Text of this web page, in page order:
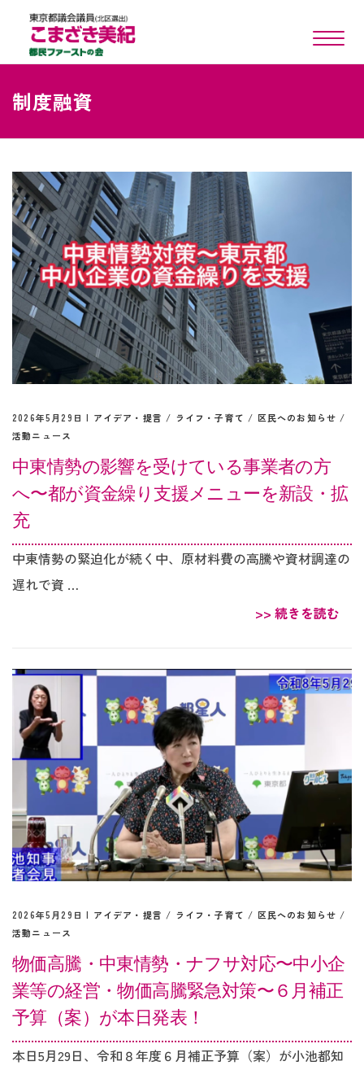
toggle
制度融資
2026年5月29日 | アイデア・提言 / ライフ・子育て / 区民へのお知らせ /
活動ニュース
中東情勢の影響を受けている事業者の方
へ〜都が資金繰り支援メニューを新設・拡
充
中東情勢の緊迫化が続く中、原材料費の高騰や資材調達の
遅れで資 …
>> 続きを読む
2026年5月29日 | アイデア・提言 / ライフ・子育て / 区民へのお知らせ /
活動ニュース
物価高騰・中東情勢・ナフサ対応〜中小企
業等の経営・物価高騰緊急対策〜６月補正
予算（案）が本日発表！
本日5月29日、令和８年度６月補正予算（案）が小池都知